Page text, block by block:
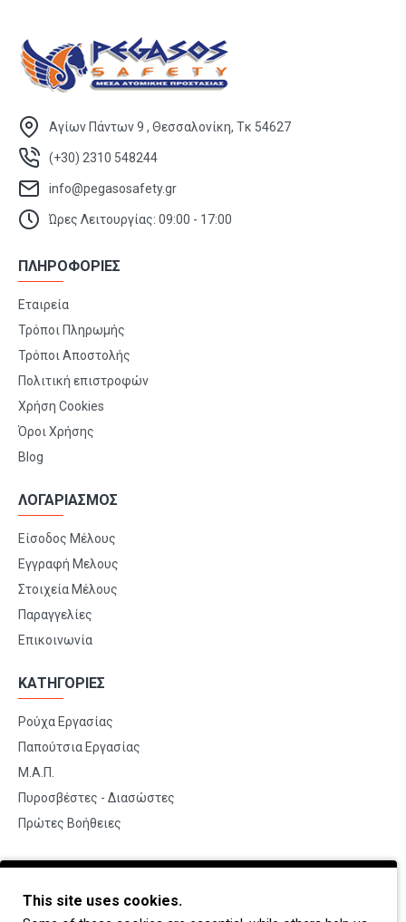
Αγίων Πάντων 9 , Θεσσαλονίκη, Τκ 54627
(+30) 2310 548244
info@pegasosafety.gr
Ώρες Λειτουργίας: 09:00 - 17:00
ΠΛΗΡΟΦΟΡΙΕΣ
Εταιρεία
Τρόποι Πληρωμής
Τρόποι Αποστολής
Πολιτική επιστροφών
Χρήση Cookies
Όροι Χρήσης
Blog
ΛΟΓΑΡΙΑΣΜΟΣ
Είσοδος Μέλους
Εγγραφή Μελους
Στοιχεία Μέλους
Παραγγελίες
Επικοινωνία
ΚΑΤΗΓΟΡΙΕΣ
Ρούχα Εργασίας
Παπούτσια Εργασίας
Μ.Α.Π.
Πυροσβέστες - Διασώστες
Πρώτες Βοήθειες
BRANDS
Payper
This site uses cookies.